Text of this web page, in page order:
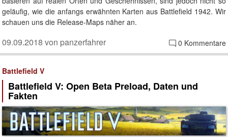
geläufig, wie die anfangs erwähnten Karten aus Battlefield 1942. Wir
schauen uns die Release-Maps näher an.
0 Kommentare
09.09.2018 von panzerfahrer
Battlefield V
Battlefield V: Open Beta Preload, Daten und
Fakten